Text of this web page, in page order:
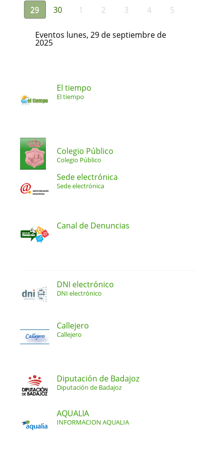
29
30 1 2 3 4 5
Eventos lunes, 29 de septiembre de
2025
El tiempo
El tiempo
Colegio Público
Colegio Público
Sede electrónica
Sede electrónica
Canal de Denuncias
DNI electrónico
DNI electrónico
Callejero
Callejero
Diputación de Badajoz
Diputación de Badajoz
AQUALIA
INFORMACION AQUALIA